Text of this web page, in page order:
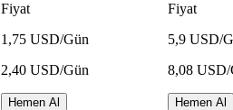
Fiyat
1,75 USD/Gün
2,40 USD/Gün
Hemen Al
Fiyat
5,9 USD/
8,08 USD/
Hemen Al